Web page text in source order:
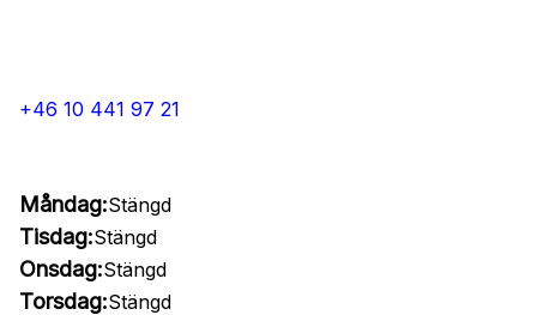
+46 10 441 97 21
Måndag:Stängd
Tisdag:Stängd
Onsdag:Stängd
Torsdag:Stängd